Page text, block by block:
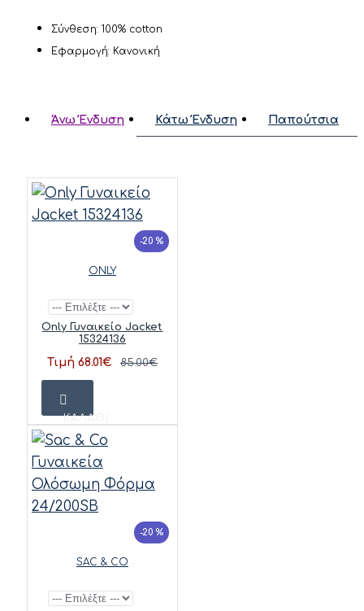
Σύνθεση: 100% cotton
Εφαρμογή: Κανονική
Άνω Ένδυση Κάτω Ένδυση Παπούτσια
-20 %
ONLY
Only Γυναικείο Jacket
15324136
Τιμή 68.01€ 85.00€
ΚΑΛΆΘΙ
-20 %
SAC & CO